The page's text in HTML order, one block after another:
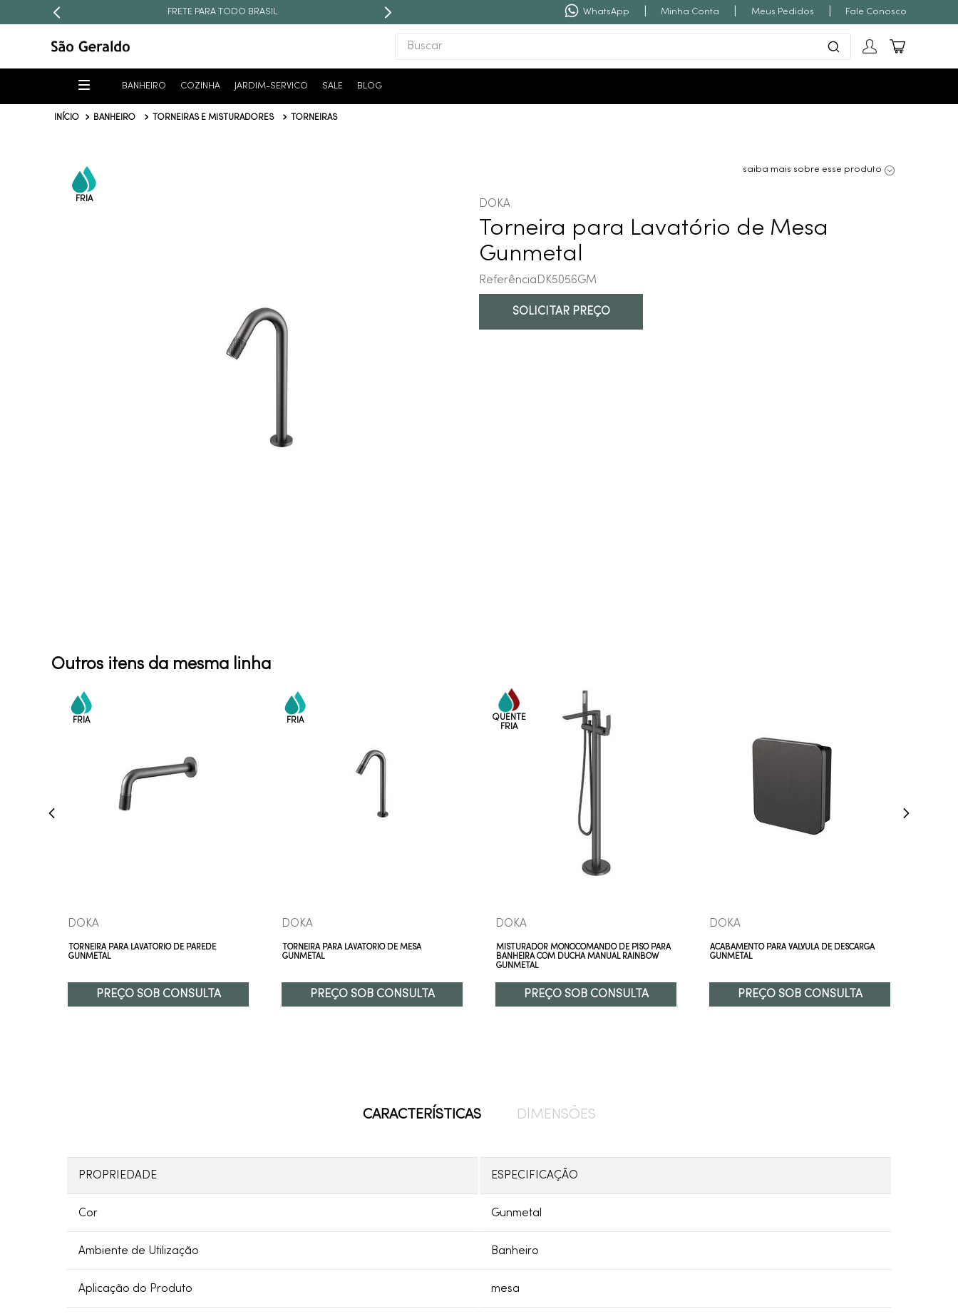
FRETE PARA TODO BRASIL WhatsApp Minha Conta Meus Pedidos Fale Conosco
Buscar
BANHEIRO COZINHA JARDIM-SERVICO SALE BLOG
BANHEIRO TORNEIRAS E MISTURADORES TORNEIRAS
saiba mais sobre esse produto
DOKA
Torneira para Lavatório de Mesa
Gunmetal
Referência DK5056GM
SOLICITAR PREÇO
Outros itens da mesma linha
DOKA
TORNEIRA PARA LAVATÓRIO DE PAREDE
GUNMETAL
PREÇO SOB CONSULTA
DOKA
TORNEIRA PARA LAVATÓRIO DE MESA
GUNMETAL
PREÇO SOB CONSULTA
VEJA MAIS
DOKA
MISTURADOR MONOCOMANDO DE PISO PARA
BANHEIRA COM DUCHA MANUAL RAINBOW
GUNMETAL
PREÇO SOB CONSULTA
DOKA
ACABAMENTO PARA VÁLVULA DE DESCARGA
GUNMETAL
PREÇO SOB CONSULTA
CARACTERÍSTICAS DIMENSÕES
PROPRIEDADE ESPECIFICAÇÃO
Cor Gunmetal
Ambiente de Utilização Banheiro
Aplicação do Produto mesa